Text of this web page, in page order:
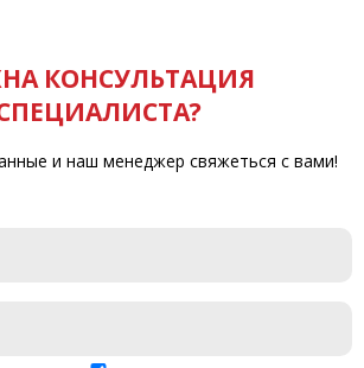
КОНСУЛЬТАЦИЯ
и наш менеджер свяжеться с вами!